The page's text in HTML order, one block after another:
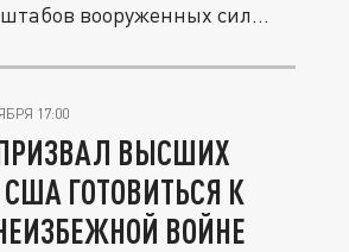
вооруженных сил
17:00
ВЫСШИХ
ГОТОВИТЬСЯ К
ВОЙНЕ